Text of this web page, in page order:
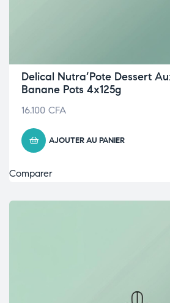
Delical Nutra’Pote Dessert
Banane Pots 4x125g
16.100 CFA
AJOUTER AU PANIER
Comparer